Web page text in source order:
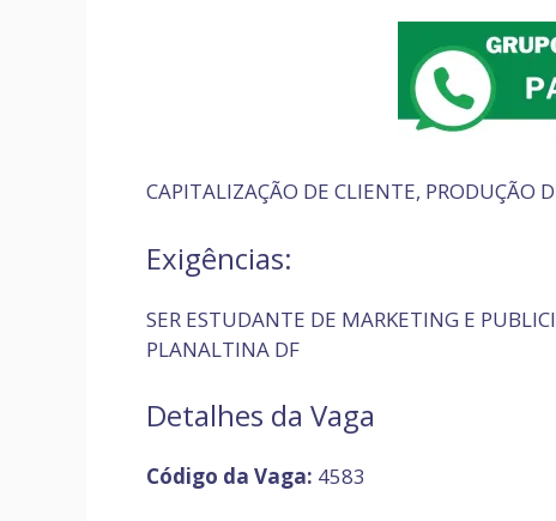
CAPITALIZAÇÃO DE CLIENTE, PRODUÇÃO
Exigências:
SER ESTUDANTE DE MARKETING E
PLANALTINA DF
Detalhes da Vaga
Código da Vaga: 4583